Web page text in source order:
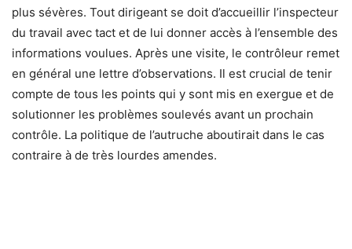
plus sévères. Tout dirigeant se doit d’accueillir l’inspecteur
du travail avec tact et de lui donner accès à l’ensemble des
informations voulues. Après une visite, le contrôleur remet
en général une lettre d’observations. Il est crucial de tenir
compte de tous les points qui y sont mis en exergue et de
solutionner les problèmes soulevés avant un prochain
contrôle. La politique de l’autruche aboutirait dans le cas
contraire à de très lourdes amendes.